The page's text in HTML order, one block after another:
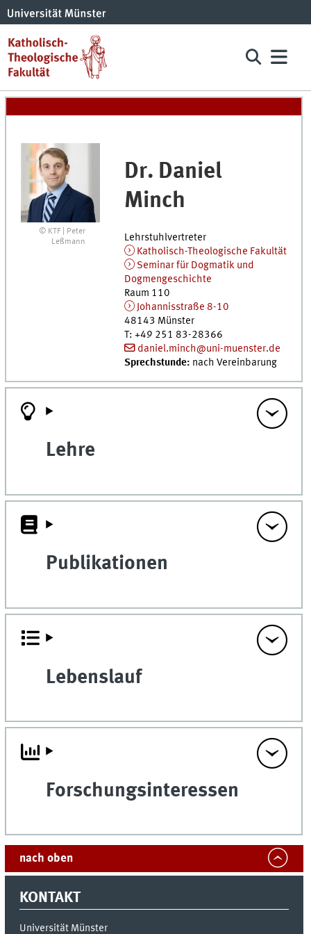
© KTF | Peter
Leßmann
Dr. Daniel
Minch
Lehrstuhlvertreter
Katholisch-Theologische Fakultät
Seminar für Dogmatik und
Dogmengeschichte
Raum 110
Johannisstraße 8-10
48143 Münster
T: +49 251 83-28366
daniel.minch@uni-muenster.de
Sprechstunde: nach Vereinbarung
Lehre
Publikationen
Lebenslauf
Forschungsinteressen
nach oben
KONTAKT
Universität Münster